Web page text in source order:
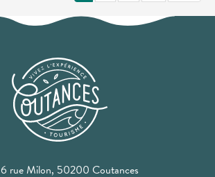
6 rue Milon, 50200 Coutances